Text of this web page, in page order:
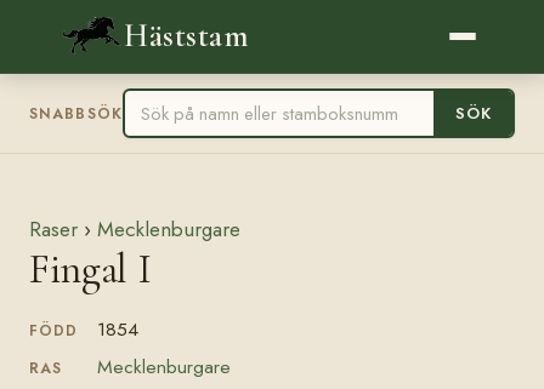
Häststam
SNABBSÖK SÖK
Raser › Mecklenburgare
Fingal I
FÖDD 1854
RAS Mecklenburgare